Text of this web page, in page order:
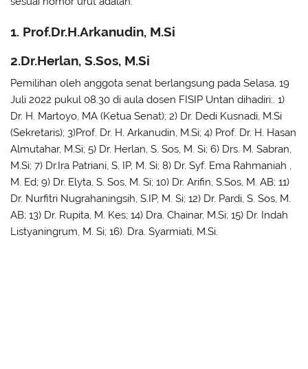
1. Prof.Dr.H.Arkanudin, M.Si
2.Dr.Herlan, S.Sos, M.Si
Pemilihan oleh anggota senat berlangsung pada Selasa, 19
Juli 2022 pukul 08.30 di aula dosen FISIP Untan dihadiri:. 1)
Dr. H. Martoyo, MA (Ketua Senat); 2) Dr. Dedi Kusnadi, M.Si
(Sekretaris); 3)Prof. Dr. H. Arkanudin, M.Si; 4) Prof. Dr. H. Hasan
Almutahar, M.Si; 5) Dr. Herlan, S. Sos, M. Si; 6) Drs. M. Sabran,
M.Si; 7) Dr.Ira Patriani, S. IP, M. Si; 8) Dr. Syf. Ema Rahmaniah ,
M. Ed; 9) Dr. Elyta, S. Sos, M. Si; 10) Dr. Arifin, S.Sos, M. AB; 11)
Dr. Nurfitri Nugrahaningsih, S.IP, M. Si; 12) Dr. Pardi, S. Sos, M.
AB; 13) Dr. Rupita, M. Kes; 14) Dra. Chainar, M.Si; 15) Dr. Indah
Listyaningrum, M. Si; 16). Dra. Syarmiati, M.Si.